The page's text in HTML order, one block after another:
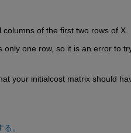
of the first two rows of X.
only one row, so it is an error to
your initialcost matrix should
。